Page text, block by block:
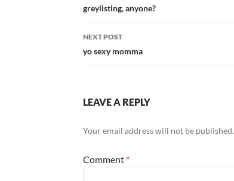
navigation
greylisting, anyone?
NEXT POST
yo sexy momma
LEAVE A REPLY
Your email address will not be published.
Comment *